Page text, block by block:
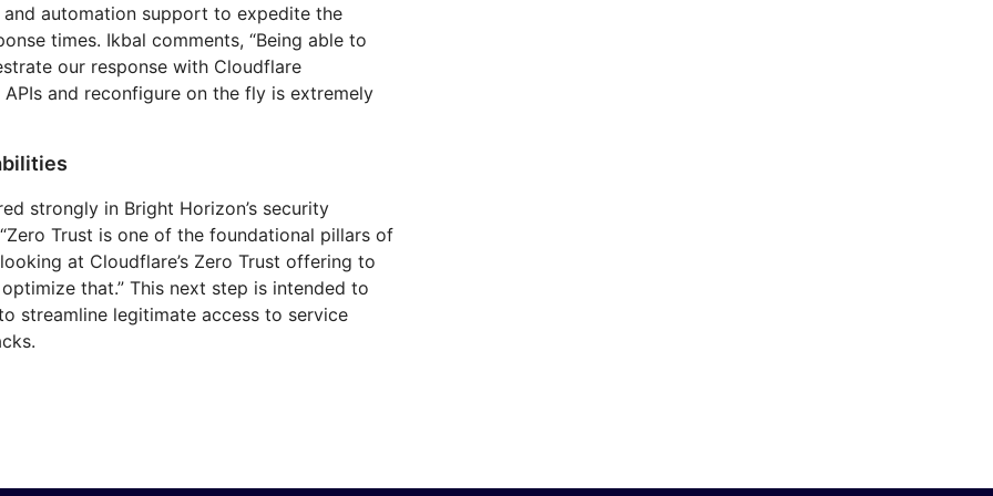
and automation support to expedite the
times. Ikbal comments, “Being able to
our response with Cloudflare
and reconfigure on the fly is extremely
strongly in Bright Horizon’s security
Trust is one of the foundational pillars of
at Cloudflare’s Zero Trust offering to
that.” This next step is intended to
streamline legitimate access to service